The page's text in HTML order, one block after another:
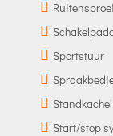
Sportstuur
Standkachel
Start/stop